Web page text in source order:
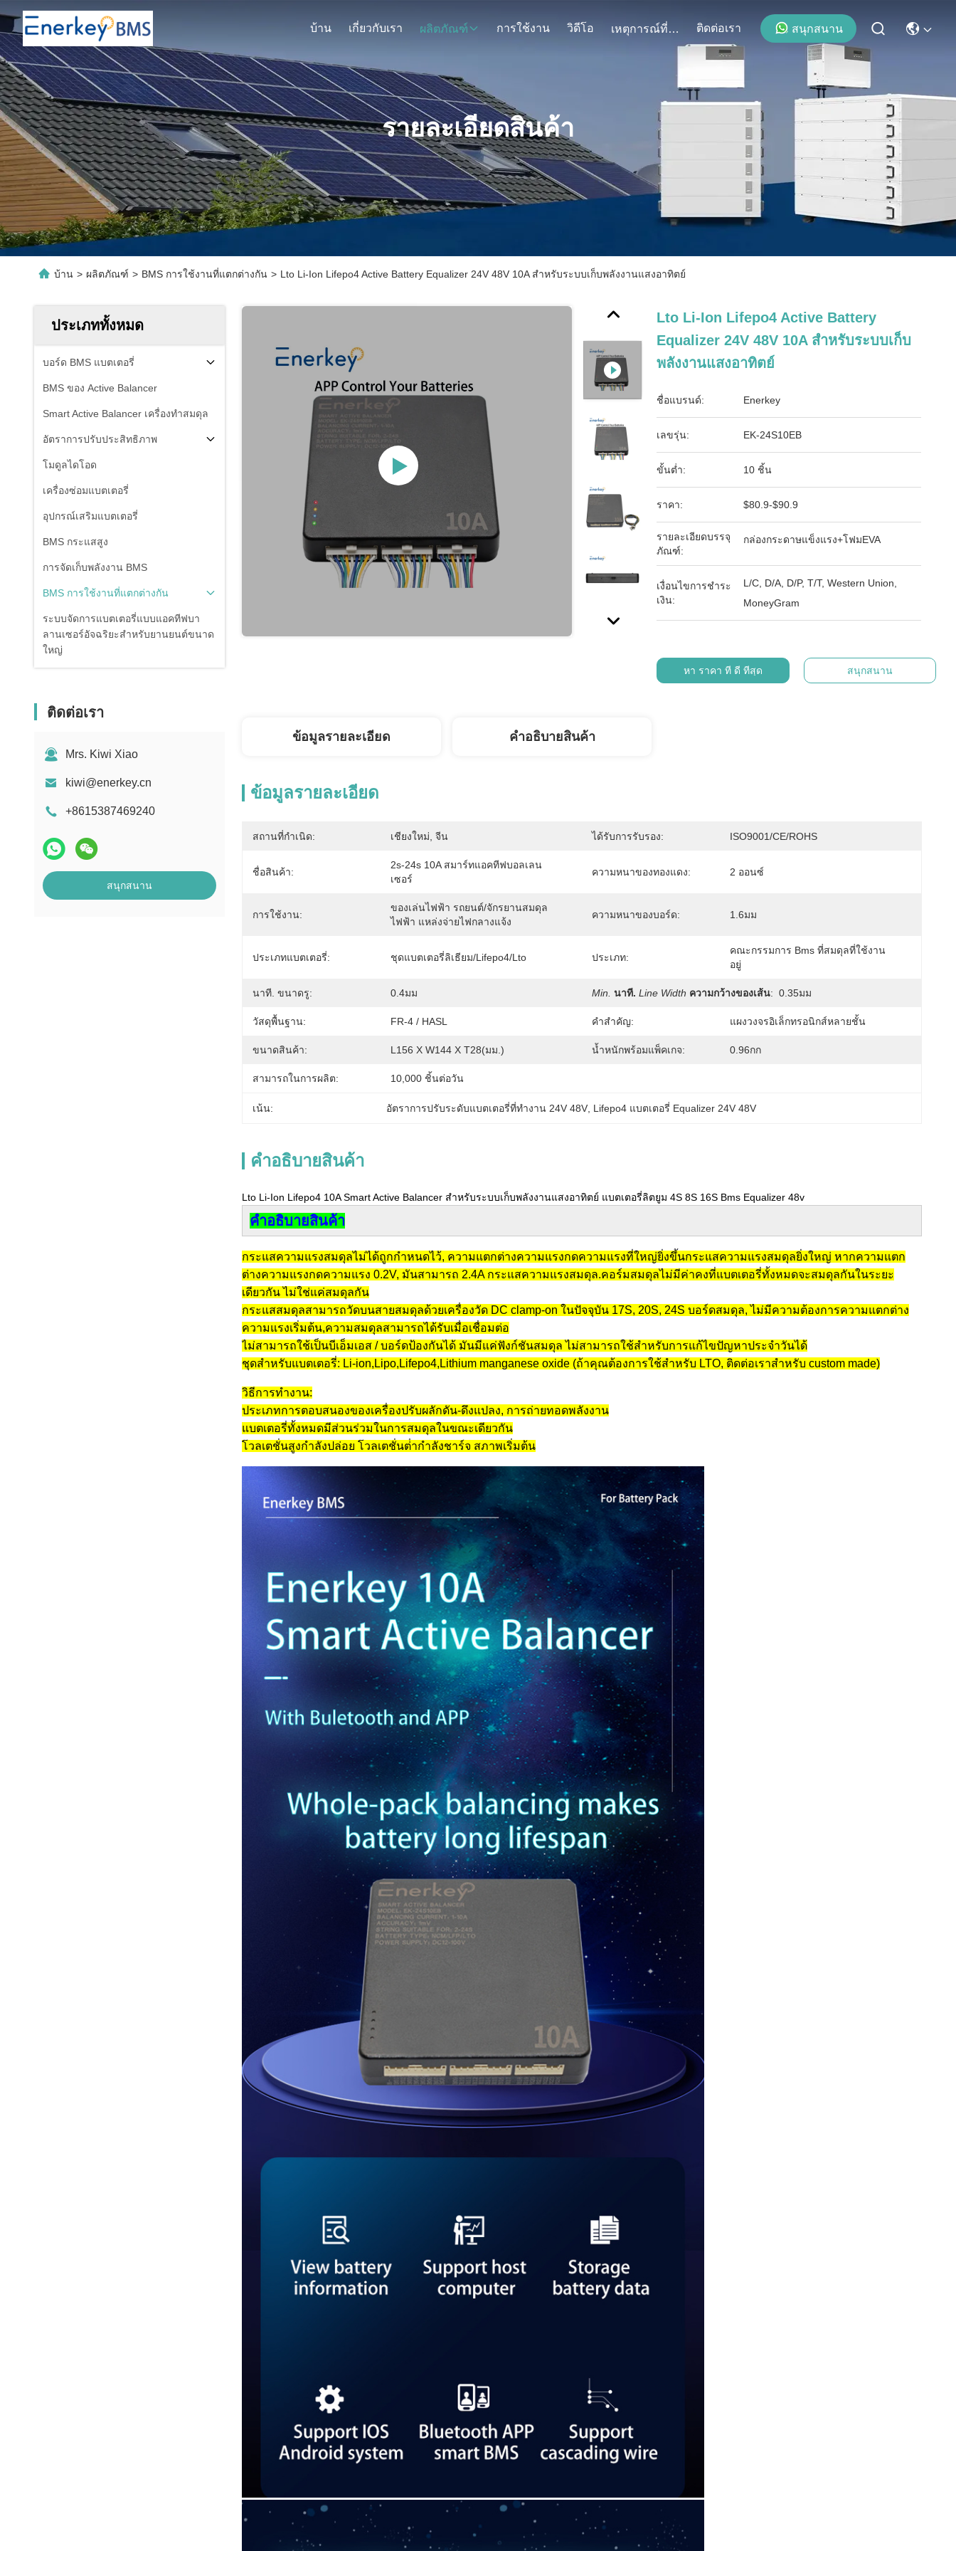
บ้าน เกี่ยวกับเรา ผลิตภัณฑ์ การใช้งาน วิดีโอ เหตุการณ์ที่เกิดขึ้น ติดต่อเรา สนุกสนาน
รายละเอียดสินค้า
บ้าน > ผลิตภัณฑ์ > BMS การใช้งานที่แตกต่างกัน > Lto Li-Ion Lifepo4 Active Battery Equalizer 24V 48V 10A สําหรับระบบเก็บพลังงานแสงอาทิตย์
ประเภททั้งหมด
บอร์ด BMS แบตเตอรี่
BMS ของ Active Balancer
Smart Active Balancer เครื่องทําสมดุล
อัตราการปรับประสิทธิภาพ
โมดูลไดโอด
เครื่องซ่อมแบตเตอรี่
อุปกรณ์เสริมแบตเตอรี่
BMS กระแสสูง
การจัดเก็บพลังงาน BMS
BMS การใช้งานที่แตกต่างกัน
ระบบจัดการแบตเตอรี่แบบแอคทีฟบา
ลานเซอร์อัจฉริยะสำหรับยานยนต์ขนาด
ใหญ่
ติดต่อเรา
Mrs. Kiwi Xiao
kiwi@enerkey.cn
+8615387469240
สนุกสนาน
Lto Li-Ion Lifepo4 Active Battery
Equalizer 24V 48V 10A สําหรับระบบเก็บ
พลังงานแสงอาทิตย์
ชื่อแบรนด์: Enerkey
เลขรุ่น: EK-24S10EB
ขั้นต่ำ: 10 ชิ้น
ราคา: $80.9-$90.9
รายละเอียดบรรจุ
ภัณฑ์:
กล่องกระดาษแข็งแรง+โฟมEVA
เงื่อนไขการชำระ
เงิน:
L/C, D/A, D/P, T/T, Western Union,
MoneyGram
หา ราคา ที่ ดี ที่สุด สนุกสนาน
ข้อมูลรายละเอียด คําอธิบายสินค้า
ข้อมูลรายละเอียด
สถานที่กำเนิด: เชียงใหม่, จีน ได้รับการรับรอง: ISO9001/CE/ROHS
ชื่อสินค้า:
2s-24s 10A สมาร์ทแอคทีฟบอลเลน
เซอร์
ความหนาของทองแดง: 2 ออนซ์
การใช้งาน:
ของเล่นไฟฟ้า รถยนต์/จักรยานสมดุล
ไฟฟ้า แหล่งจ่ายไฟกลางแจ้ง
ความหนาของบอร์ด: 1.6มม
ประเภทแบตเตอรี่: ชุดแบตเตอรี่ลิเธียม/Lifepo4/Lto ประเภท:
คณะกรรมการ Bms ที่สมดุลที่ใช้งาน
อยู่
นาที. ขนาดรู: 0.4มม Min. นาที. Line Width ความกว้างของเส้น: 0.35มม
วัสดุพื้นฐาน: FR-4 / HASL คําสําคัญ: แผงวงจรอิเล็กทรอนิกส์หลายชั้น
ขนาดสินค้า: L156 X W144 X T28(มม.) น้ำหนักพร้อมแพ็คเกจ: 0.96กก
สามารถในการผลิต: 10,000 ชิ้นต่อวัน
เน้น: อัตราการปรับระดับแบตเตอรี่ที่ทํางาน 24V 48V Lifepo4 แบตเตอรี่ Equalizer 24V 48V
คําอธิบายสินค้า
Lto Li-Ion Lifepo4 10A Smart Active Balancer สําหรับระบบเก็บพลังงานแสงอาทิตย์ แบตเตอรี่ลิตยูม 4S 8S 16S Bms Equalizer 48v
คําอธิบายสินค้า
กระแสความแรงสมดุลไม่ได้ถูกกําหนดไว้, ความแตกต่างความแรงกดความแรงที่ใหญ่ยิ่งขึ้นกระแสความแรงสมดุลยิ่งใหญ่ หากความแตก
ต่างความแรงกดความแรง 0.2V, มันสามารถ 2.4A กระแสความแรงสมดุล.คอร์มสมดุลไม่มีค่าคงที่แบตเตอรี่ทั้งหมดจะสมดุลกันในระยะ
เดียวกัน ไม่ใช่แค่สมดุลกัน
กระแสสมดุลสามารถวัดบนสายสมดุลด้วยเครื่องวัด DC clamp-on ในปัจจุบัน 17S, 20S, 24S บอร์ดสมดุล, ไม่มีความต้องการความแตกต่าง
ความแรงเริ่มต้น,ความสมดุลสามารถได้รับเมื่อเชื่อมต่อ
ไม่สามารถใช้เป็นบีเอ็มเอส / บอร์ดป้องกันได้ มันมีแค่ฟังก์ชันสมดุล ไม่สามารถใช้สําหรับการแก้ไขปัญหาประจําวันได้
ชุดสําหรับแบตเตอรี่: Li-ion,Lipo,Lifepo4,Lithium manganese oxide (ถ้าคุณต้องการใช้สําหรับ LTO, ติดต่อเราสําหรับ custom made)
วิธีการทํางาน:
ประเภทการตอบสนองของเครื่องปรับผลักดัน-ดึงแปลง, การถ่ายทอดพลังงาน
แบตเตอรี่ทั้งหมดมีส่วนร่วมในการสมดุลในขณะเดียวกัน
โวลเตชั่นสูงกําลังปล่อย โวลเตชั่นต่ํากําลังชาร์จ สภาพเริ่มต้น